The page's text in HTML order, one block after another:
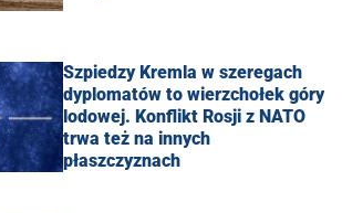
Szpiedzy Kremla w szeregach
dyplomatów to wierzchołek góry
lodowej. Konflikt Rosji z NATO
trwa też na innych
płaszczyznach